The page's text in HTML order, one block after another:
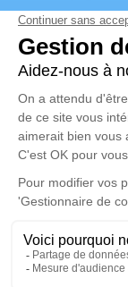
Obtenez un
Notre agence
Pompes
04 94 45 19 20
p-
965 Boulevard